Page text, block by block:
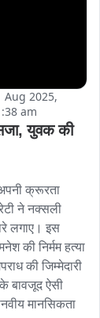
Aug 2025,
am
युवक की
क्रूरता
ने नक्सली
लगाए। इस
की निर्मम हत्या
की जिम्मेदारी
बावजूद ऐसी
मानसिकता